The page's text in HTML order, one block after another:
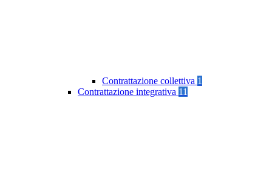
Contrattazione collettiva 1
Contrattazione integrativa 11